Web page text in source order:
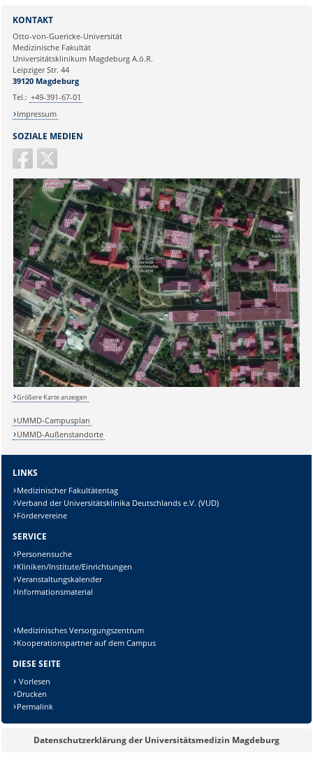
Ihre E-Mailadresse:
Ihr Anliegen:
Sicherheitsabfrage:
Lösung:
SOZIALE MEDIEN
KONTAKT
Otto-von-Guericke-Universität
Medizinische Fakultät
Universitätsklinikum Magdeburg A.ö.R.
Leipziger Str. 44
39120 Magdeburg
Tel.: +49-391-67-01
Impressum
Größere Karte anzeigen
UMMD-Campusplan
UMMD-Außenstandorte
LINKS
Medizinischer Fakultätentag
Verband der Universitätsklinika Deutschlands e.V. (VUD)
Fördervereine
SERVICE
Personensuche
Kliniken/Institute/Einrichtungen
Veranstaltungskalender
Informationsmaterial
Medizinisches Versorgungszentrum
Kooperationspartner auf dem Campus
DIESE SEITE
Vorlesen
Drucken
Permalink
Datenschutzerklärung der Universitätsmedizin Magdeburg